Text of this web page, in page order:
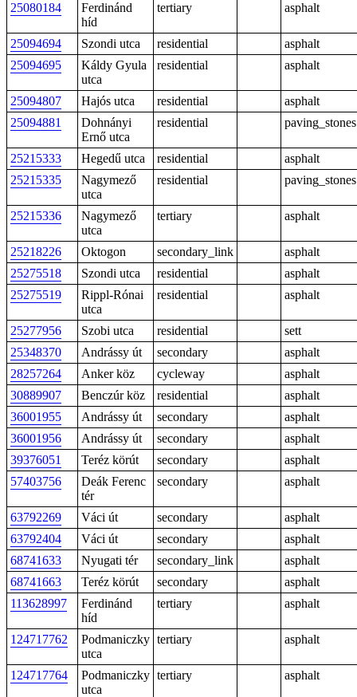
25080184
Ferdinánd
híd
tertiary asphalt
25094694 Szondi utca residential
asphalt
25094695
Káldy Gyula
utca
residential asphalt
25094807 Hajós utca residential
asphalt
25094881
Dohnányi
Ernő utca
residential paving_stones
25215333 Hegedű utca residential
asphalt
25215335
Nagymező
utca
residential paving_stones
25215336
Nagymező
utca
tertiary asphalt
25218226 Oktogon secondary_link
asphalt
25275518
Szondi utca residential
asphalt
25275519
Rippl-Rónai
utca
residential asphalt
25277956 Szobi utca residential
sett
25348370
Andrássy út secondary
asphalt
28257264
Anker köz cycleway
asphalt
30889907
Benczúr köz residential
asphalt
36001955
Andrássy út secondary
asphalt
36001956
Andrássy út secondary
asphalt
39376051
Teréz körút secondary
asphalt
57403756
Deák Ferenc
tér
secondary asphalt
63792269 Váci út secondary
asphalt
63792404
Váci út secondary
asphalt
68741633
Nyugati tér secondary_link
asphalt
68741663
Teréz körút secondary
asphalt
113628997
Ferdinánd
híd
tertiary asphalt
124717762
Podmaniczky
utca
tertiary asphalt
124717764
Podmaniczky
utca
tertiary asphalt